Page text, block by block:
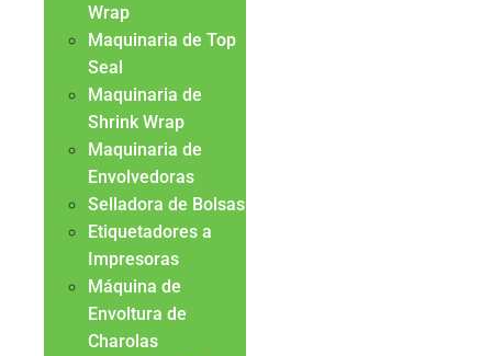
Wrap
Maquinaria de Top
Seal
Maquinaria de
Shrink Wrap
Maquinaria de
Envolvedoras
Selladora de Bolsas
Etiquetadores a
Impresoras
Máquina de
Envoltura de
Charolas